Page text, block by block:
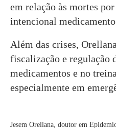
em relação às mortes
intencional
Além das crises,
fiscalização e regulação
medicamentos e no
especialmente em
Jesem Orellana, doutor em